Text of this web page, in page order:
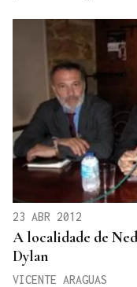
23 ABR 2012
A localidade de
Dylan
VICENTE ARAGUAS